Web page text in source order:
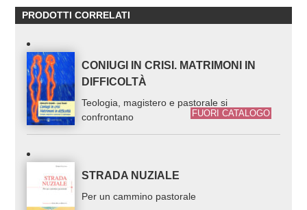
PRODOTTI CORRELATI
CONIUGI IN CRISI. MATRIMONI IN
DIFFICOLTÀ
Teologia, magistero e pastorale si
confrontano
FUORI CATALOGO
STRADA NUZIALE
Per un cammino pastorale